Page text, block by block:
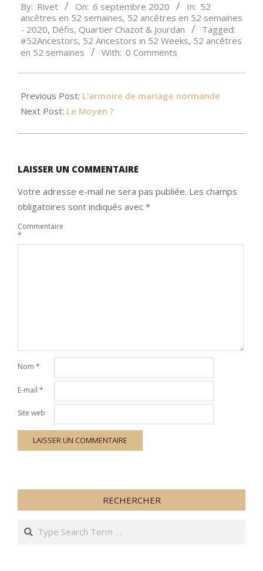
09-
06
By: Rivet On: 6 septembre 2020 In: 52
ancêtres en 52 semaines, 52 ancêtres en 52 semaines
- 2020, Défis, Quartier Chazot & Jourdan
Tagged:
#52Ancestors, 52 Ancestors in 52 Weeks, 52 ancêtres
en 52 semaines
With: 0 Comments
Previous Post: L’armoire de mariage normande
Next Post: Le Moyen ?
LAISSER UN COMMENTAIRE
Votre adresse e-mail ne sera pas publiée. Les champs
obligatoires sont indiqués avec *
Commentaire
*
Nom *
E-mail *
Site web
RECHERCHER
Search